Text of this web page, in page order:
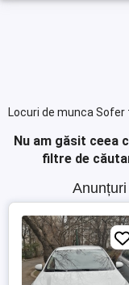
Locuri de munca
Nu am găsit ceea
filtre de